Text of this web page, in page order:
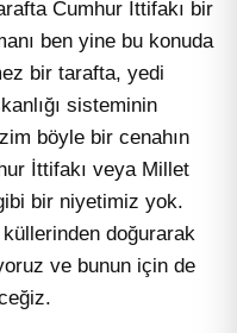
Cumhur İttifakı bir
ben yine bu konuda
bir tarafta, yedi
sisteminin
böyle bir cenahın
İttifakı veya Millet
bir niyetimiz yok.
doğurarak
ve bunun için de